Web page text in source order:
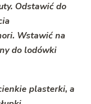
Odstawić do
Wstawić na
do lodówki
plasterki, a